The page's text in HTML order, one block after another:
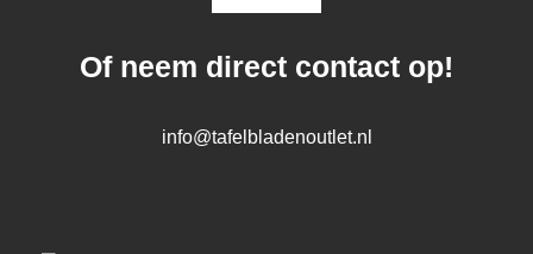
Of neem direct contact op!
info@tafelbladenoutlet.nl